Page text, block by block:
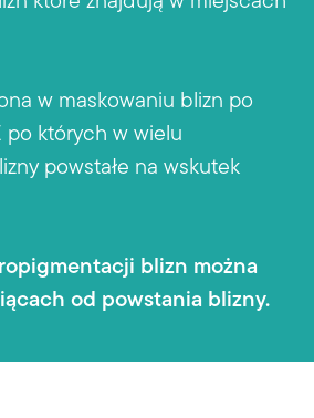
w maskowaniu blizn po
po których w wielu
powstałe na wskutek
blizn można
od powstania blizny.